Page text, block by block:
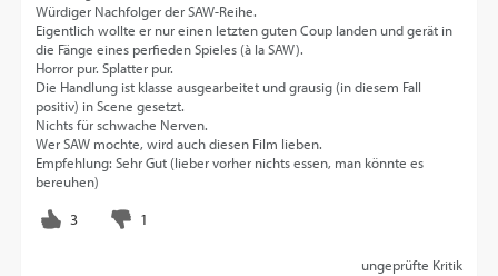
Würdiger Nachfolger der SAW-Reihe.
Eigentlich wollte er nur einen letzten guten Coup landen und gerät in
die Fänge eines perfieden Spieles (à la SAW).
Horror pur. Splatter pur.
Die Handlung ist klasse ausgearbeitet und grausig (in diesem Fall
positiv) in Scene gesetzt.
Nichts für schwache Nerven.
Wer SAW mochte, wird auch diesen Film lieben.
Empfehlung: Sehr Gut (lieber vorher nichts essen, man könnte es
bereuhen)
ungeprüfte Kritik